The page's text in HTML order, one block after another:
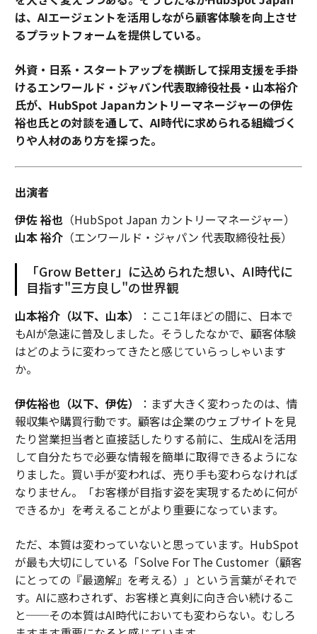
は、AIエージェントを活用しながら顧客体験を向上させ
るプラットフォームを提供している。
外資・日系・スタートアップを横断して採用支援を手掛
けるエンワールド・ジャパン代表取締役社長・山本裕介
氏が、HubSpot Japanカントリーマネージャーの伊佐
裕也氏との対談を通して、AI時代に求められる組織づく
りや人材のあり方を探った。
出演者
伊佐 裕也（HubSpot Japan カントリーマネージャー）
山本 裕介（エンワールド・ジャパン 代表取締役社長）
「Grow Better」に込められた想い、AI時代に
目指す"三方良し"の世界観
山本裕介（以下、山本）
：ここ1年ほどの間に、日本で
もAIが急速に普及しました。そうしたなかで、顧客体験
はどのように変わってきたと感じていらっしゃいます
か。
伊佐裕也（以下、伊佐）
：まず大きく変わったのは、情
報収集や購買行動です。顧客は企業のウェブサイトを見
たり営業担当者と直接話したりする前に、生成AIを活用
して自分たちで必要な情報を簡単に取得できるようにな
りました。買い手が変われば、売り手も変わらなければ
なりません。「お客様が目指す姿を実現するために何が
できるか」を考えることがより重要になっています。
ただ、本質は変わっていないと思っています。HubSpot
が最も大切にしている「Solve For The Customer（顧客
にとっての『最適解』を考える）」という言葉がそれで
す。AIに惑わされず、お客様と真剣に向き合い続けるこ
と──その本質はAI時代においても変わらない。むしろ